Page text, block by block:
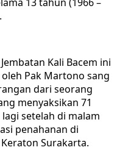
Kali Bacem ini
Pak Martono sang
dari seorang
menyaksikan 71
setelah di malam
penahanan di
Surakarta.